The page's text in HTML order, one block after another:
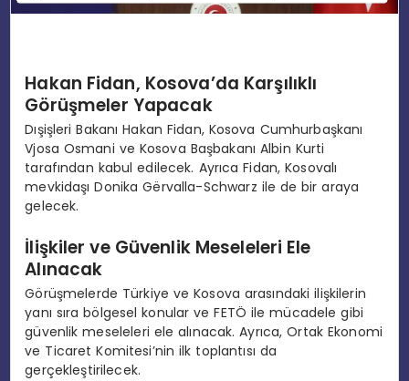
Hakan Fidan, Kosova’da Karşılıklı
Görüşmeler Yapacak
Dışişleri Bakanı Hakan Fidan, Kosova Cumhurbaşkanı
Vjosa Osmani ve Kosova Başbakanı Albin Kurti
tarafından kabul edilecek. Ayrıca Fidan, Kosovalı
mevkidaşı Donika Gërvalla-Schwarz ile de bir araya
gelecek.
İlişkiler ve Güvenlik Meseleleri Ele
Alınacak
Görüşmelerde Türkiye ve Kosova arasındaki ilişkilerin
yanı sıra bölgesel konular ve FETÖ ile mücadele gibi
güvenlik meseleleri ele alınacak. Ayrıca, Ortak Ekonomi
ve Ticaret Komitesi’nin ilk toplantısı da
gerçekleştirilecek.